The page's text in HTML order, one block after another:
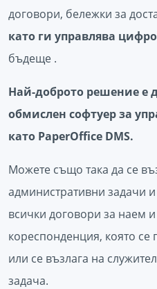
договори, бележки за
като ги управлява
бъдеще .
Най-доброто решение е
обмислен софтуер за
като PaperOffice DMS.
Можете също така да се
административни задачи
всички договори за наем
кореспонденция, която се
или се възлага на
задача.